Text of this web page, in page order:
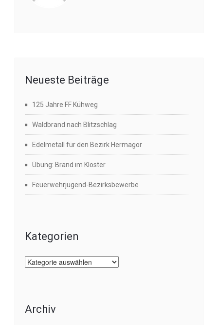
Neueste Beiträge
125 Jahre FF Kühweg
Waldbrand nach Blitzschlag
Edelmetall für den Bezirk Hermagor
Übung: Brand im Kloster
Feuerwehrjugend-Bezirksbewerbe
Kategorien
Kategorien
Archiv